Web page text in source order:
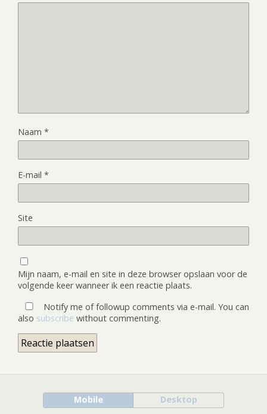
Naam *
E-mail *
Site
Mijn naam, e-mail en site in deze browser opslaan voor de
volgende keer wanneer ik een reactie plaats.
Notify me of followup comments via e-mail. You can
also subscribe without commenting.
Mobile Desktop